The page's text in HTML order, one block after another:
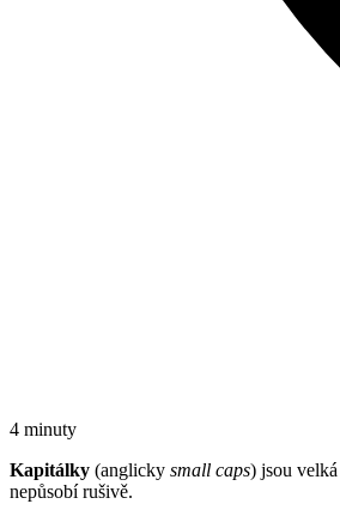
4 minuty
Kapitálky (anglicky small caps) jsou
nepůsobí rušivě.